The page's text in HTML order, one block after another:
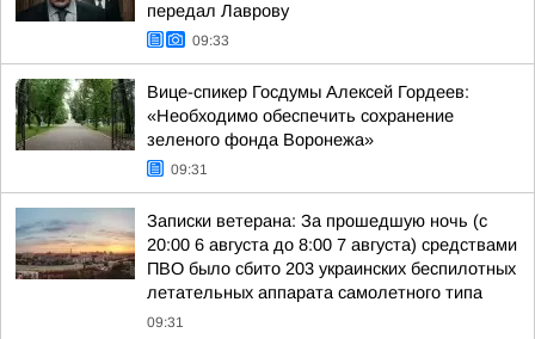
передал Лаврову
09:33
Вице-спикер Госдумы Алексей Гордеев:
«Необходимо обеспечить сохранение
зеленого фонда Воронежа»
09:31
Записки ветерана: За прошедшую ночь (с
20:00 6 августа до 8:00 7 августа) средствами
ПВО было сбито 203 украинских беспилотных
летательных аппарата самолетного типа
09:31